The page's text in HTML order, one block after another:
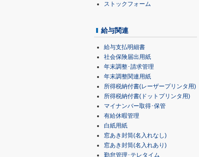
ストックフォーム
給与関連
給与支払明細書
社会保険届出用紙
年末調整･請求管理
年末調整関連用紙
所得税納付書(レーザープリンタ用)
所得税納付書(ドットプリンタ用)
マイナンバー取得･保管
有給休暇管理
白紙用紙
窓あき封筒(名入れなし)
窓あき封筒(名入れあり)
勤怠管理･テレタイム